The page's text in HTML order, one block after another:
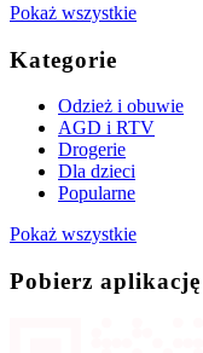
Pokaż wszystkie
Kategorie
Odzież i obuwie
AGD i RTV
Drogerie
Dla dzieci
Popularne
Pokaż wszystkie
Pobierz aplikację